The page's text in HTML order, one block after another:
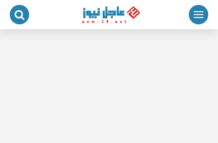
التجاوز
المحتوى